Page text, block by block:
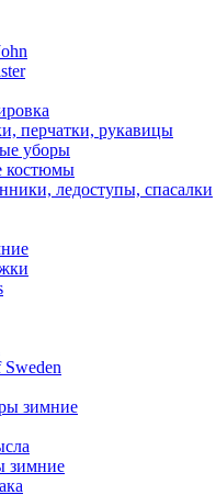
перчатки, рукавицы
уборы
костюмы
ледоступы, спасалки
зимние
зимние